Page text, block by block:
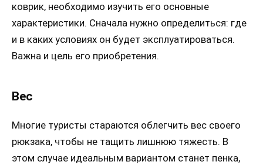
коврик, необходимо изучить его основные
характеристики. Сначала нужно определиться: где
и в каких условиях он будет эксплуатироваться.
Важна и цель его приобретения.
Вес
Многие туристы стараются облегчить вес своего
рюкзака, чтобы не тащить лишнюю тяжесть. В
этом случае идеальным вариантом станет пенка,